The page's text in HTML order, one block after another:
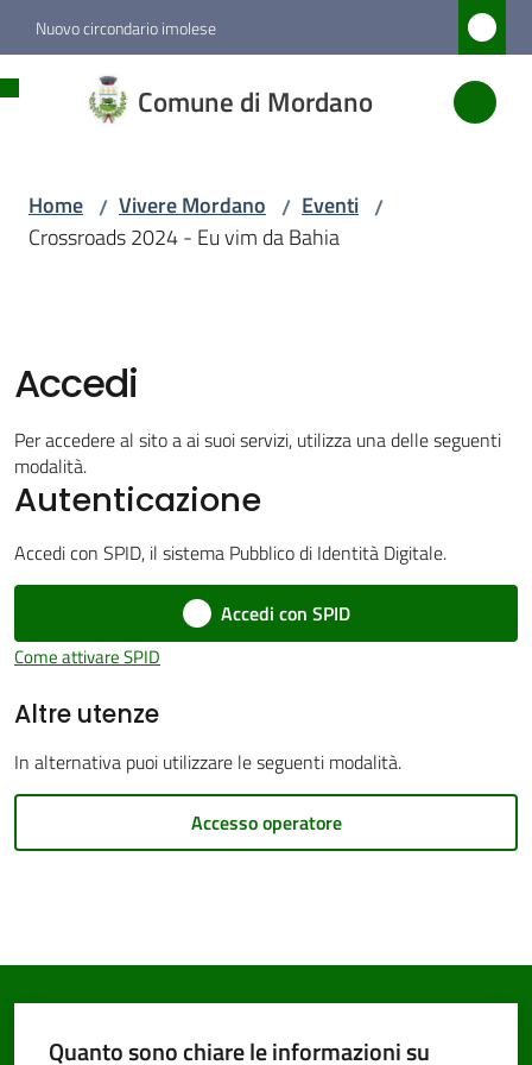
Vai al contenuto
Vai alla navigazione
Vai al footer
Nuovo circondario imolese
Comune di Mordano
di
Servizi
Vivere
Mordano
Servizi
on-
Seguici
Home / Vivere Mordano / Eventi /
Crossroads 2024 - Eu vim da Bahia
Accedi
Per accedere al sito a ai suoi servizi, utilizza una delle seguenti
modalità.
Autenticazione
Accedi con SPID, il sistema Pubblico di Identità Digitale.
Accedi con SPID
Come attivare SPID
Altre utenze
In alternativa puoi utilizzare le seguenti modalità.
Accesso operatore
Quanto sono chiare le informazioni su